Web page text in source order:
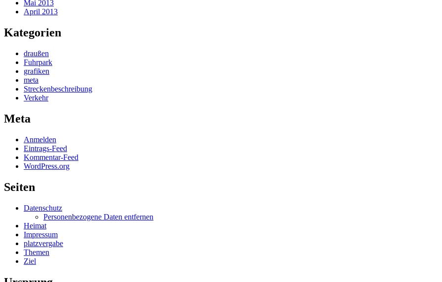
Mai 2013
April 2013
Kategorien
draußen
Fuhrpark
grafiken
meta
Streckenbeschreibung
Verkehr
Meta
Anmelden
Eintrags-Feed
Kommentar-Feed
WordPress.org
Seiten
Datenschutz
Personenbezogene Daten entfernen
Heimat
Impressum
platzvergabe
Themen
Ziel